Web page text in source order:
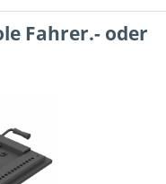
Fahrer.- oder